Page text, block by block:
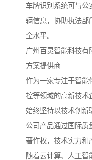
车牌识别系统可与公
辆信息，协助执法部
全水平。
广州百灵智能科技有
方案提供商
作为一家专注于智能
控等领域的高新技术
始终坚持以技术创新
公司产品通过国际质
著作权，技术实力和
随着云计算、人工